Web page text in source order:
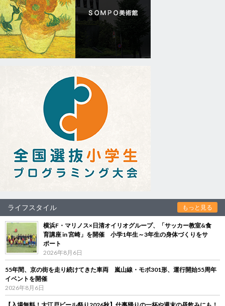
ライフスタイル もっと見る
横浜F・マリノス×日清オイリオグループ、「サッカー教室&食
育講座 in 宮崎」を開催 小学1年生～3年生の身体づくりをサ
ポート
2026年8月6日
55年間、京の街を走り続けてきた車両 嵐山線・モボ301形、運行開始55周年
イベントを開催
2026年8月6日